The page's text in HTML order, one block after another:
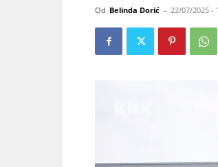
Od Belinda Dorić - 22/07/2025 -